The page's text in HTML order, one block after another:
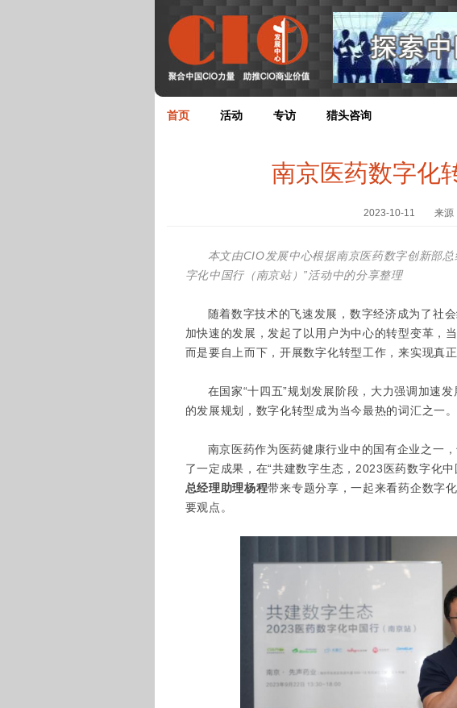
首页 活动 专访 猎头咨询
南京医药数字化
2023-10-11 来源
本文由CIO发展中心根据南京医药数字创新部
字化中国行（南京站）”活动中的分享整理
随着数字技术的飞速发展，数字经济成为了社
加快速的发展，发起了以用户为中心的转型变革，
而是要自上而下，开展数字化转型工作，来实现真正
在国家“十四五”规划发展阶段，大力强调加速
的发展规划，数字化转型成为当今最热的词汇之一。
南京医药作为医药健康行业中的国有企业之一
了一定成果，在“共建数字生态，2023医药数字化
总经理助理杨程带来专题分享，一起来看药企数字
要观点。